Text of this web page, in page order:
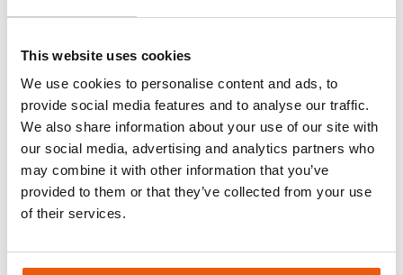
This website uses cookies
We use cookies to personalise content and ads, to
provide social media features and to analyse our traffic.
We also share information about your use of our site with
our social media, advertising and analytics partners who
may combine it with other information that you’ve
provided to them or that they’ve collected from your use
of their services.
Integration mit anderen
Systemen
Für die Integration in größere IoT- oder Gebäudesysteme
sind oft zusätzliche Gateways erforderlich.
Warum DALI wichtig bleibt
Die Nachfrage nach intelligenten und energieeffizienten